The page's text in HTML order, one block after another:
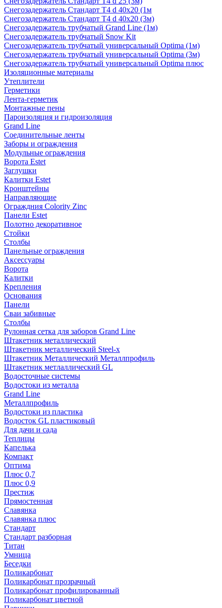
Снегозадержатель Стандарт Т4 d 40х20 (1м
Снегозадержатель Стандарт Т4 d 40х20 (3м)
Снегозадержатель трубчатый Grand Line (1м)
Снегозадержатель трубчатый Snow Kit
Снегозадержатель трубчатый универсальный Optima (1м)
Снегозадержатель трубчатый универсальный Optima (3м)
Снегозадержатель трубчатый универсальный Optima плюс
Изоляционные материалы
Утеплители
Герметики
Лента-герметик
Монтажные пены
Пароизоляция и гидроизоляция
Grand Line
Соединительные ленты
Заборы и ограждения
Модульные ограждения
Ворота Estet
Заглушки
Калитки Estet
Кронштейны
Направляющие
Ограждния Colority Zinc
Панели Estet
Полотно декоративное
Стойки
Столбы
Панельные ограждения
Аксессуары
Ворота
Калитки
Крепления
Основания
Панели
Сваи забивные
Столбы
Рулонная сетка для заборов Grand Line
Штакетник металлический
Штакетник металлический Steel-x
Штакетник Металлический Металлпрофиль
Штакетник метлаллический GL
Водосточные системы
Водостоки из металла
Grand Line
Металлпрофиль
Водостоки из пластика
Водосток GL пластиковый
Для дачи и сада
Теплицы
Капелька
Компакт
Оптима
Плюс 0,7
Плюс 0,9
Престиж
Прямостенная
Славянка
Славянка плюс
Стандарт
Стандарт разборная
Титан
Умница
Беседки
Поликарбонат
Поликарбонат прозрачный
Поликарбонат профилированный
Поликарбонат цветной